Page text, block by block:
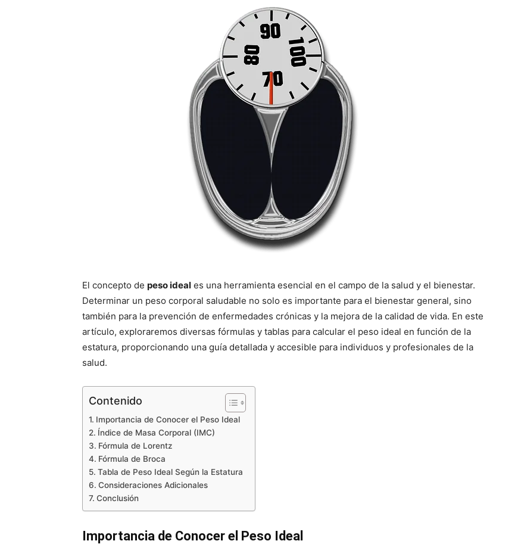
El concepto de peso ideal es una herramienta esencial en el campo de la salud y el bienestar.
Determinar un peso corporal saludable no solo es importante para el bienestar general, sino
también para la prevención de enfermedades crónicas y la mejora de la calidad de vida. En este
artículo, exploraremos diversas fórmulas y tablas para calcular el peso ideal en función de la
estatura, proporcionando una guía detallada y accesible para individuos y profesionales de la
salud.
Contenido
Importancia de Conocer el Peso Ideal
Índice de Masa Corporal (IMC)
Fórmula de Lorentz
Fórmula de Broca
Tabla de Peso Ideal Según la Estatura
Consideraciones Adicionales
Conclusión
Importancia de Conocer el Peso Ideal